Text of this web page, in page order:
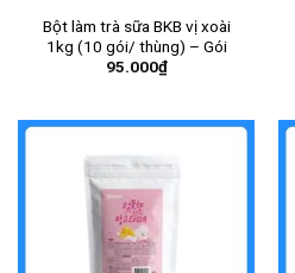
Bột làm trà sữa BKB vị xoài
1kg (10 gói/ thùng) – Gói
95.000₫